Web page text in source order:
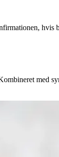
hvis
med